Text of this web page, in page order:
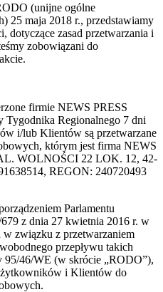
(unijne ogólne
25 maja 2018 r., przedstawiamy
dotyczące zasad przetwarzania i
zobowiązani do
firmie NEWS PRESS
Regionalnego 7 dni
i/lub Klientów są przetwarzane
którym jest firma NEWS
WOLNOŚCI 22 LOK. 12, 42-
REGON: 240720493
Parlamentu
z dnia 27 kwietnia 2016 r. w
związku z przetwarzaniem
przepływu takich
95/46/WE (w skrócie „RODO”),
i Klientów do